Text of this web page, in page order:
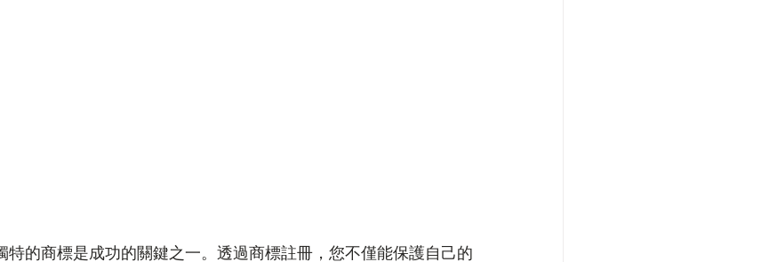
特的商標是成功的關鍵之一。透過商標註冊，您不僅能保護自己的